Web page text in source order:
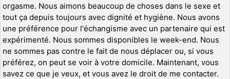
orgasme. Nous aimons beaucoup de choses dans le sexe et
tout ça depuis toujours avec dignité et hygiène. Nous avons
une préférence pour l'échangisme avec un partenaire qui est
expérimenté. Nous sommes disponibles le week-end. Nous
ne sommes pas contre le fait de nous déplacer ou, si vous
préférez, on peut se voir à votre domicile. Maintenant, vous
savez ce que je veux, et vous avez le droit de me contacter.